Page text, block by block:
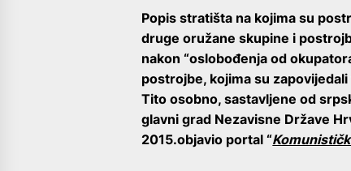
Popis stratišta na kojima su
druge oružane skupine i
nakon “oslobođenja od
postrojbe, kojima su
Tito osobno, sastavljene od
glavni grad Nezavisne Države
2015.objavio portal “